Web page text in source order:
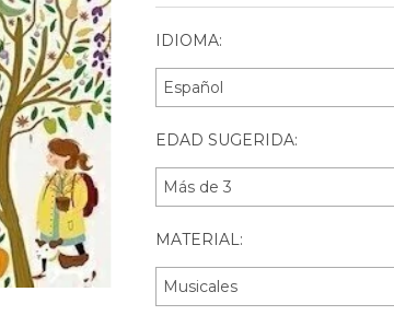
IDIOMA:
EDAD SUGERIDA:
MATERIAL: